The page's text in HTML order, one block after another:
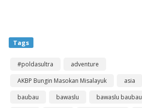
Tags
#poldasultra
adventure
AKBP Bungin Masokan Misalayuk
asia
baubau
bawaslu bawaslu baubau